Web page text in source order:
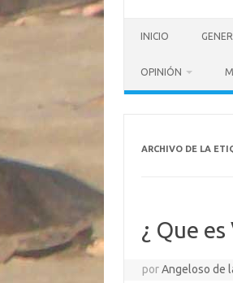
INICIO
OPINIÓN
ARCHIVO DE LA
¿ Que
porAngeloso de